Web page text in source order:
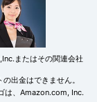
またはその関連会社
出金はできません。
は、Amazon.com, Inc.